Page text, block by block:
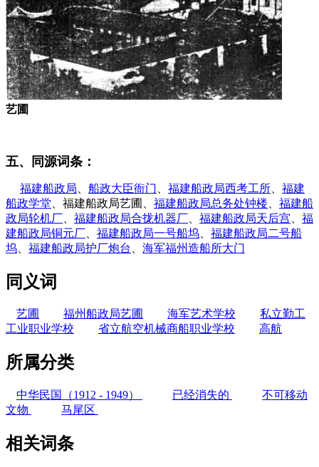
艺圃
五、同源词条：
福建船政局 船政大臣衙门 福建船政局西考工所
福建
船政学堂 、福建船政局艺圃、 福建船政局总务处钟楼
福建船
政局轮机厂
福建船政局合拢机器厂 福建船政局天后宫
福
建船政局铜元厂
福建船政局一号船坞
福建船政局二号船
坞
福建船政局护厂炮台 海军福州造船所大门
同义词
艺圃 福州船政局艺圃 海军艺术学校
私立勤工
工业职业学校
省立航空机械商船职业学校 高航
所属分类
中华民国（1912 - 1949） 已经消失的
不可移动
文物
马尾区
相关词条